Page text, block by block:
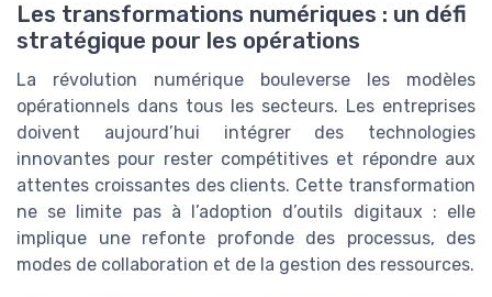
Les transformations numériques : un défi
stratégique pour les opérations
La révolution numérique bouleverse les modèles
opérationnels dans tous les secteurs. Les entreprises
doivent aujourd’hui intégrer des technologies
innovantes pour rester compétitives et répondre aux
attentes croissantes des clients. Cette transformation
ne se limite pas à l’adoption d’outils digitaux : elle
implique une refonte profonde des processus, des
modes de collaboration et de la gestion des ressources.